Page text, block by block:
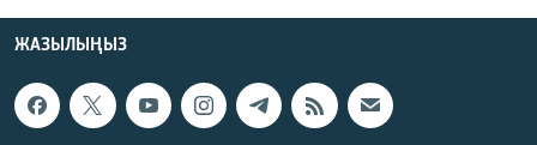
ЖАЗЫЛЫҢЫЗ